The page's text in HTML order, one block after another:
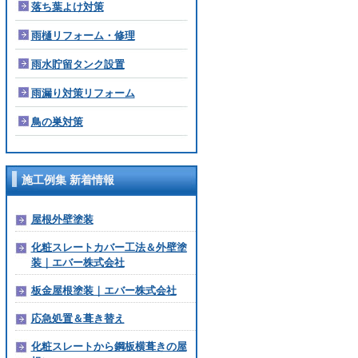
落ち葉よけ対策
雨樋リフォーム・修理
雨水貯留タンク設置
雨漏り対策リフォーム
鳥の巣対策
施工例集 新着情報
屋根外壁塗装
化粧スレートカバー工法＆外壁塗
装｜エバー株式会社
板金屋根塗装｜エバー株式会社
応急処置＆葺き替え
化粧スレートから鋼板横葺きの屋